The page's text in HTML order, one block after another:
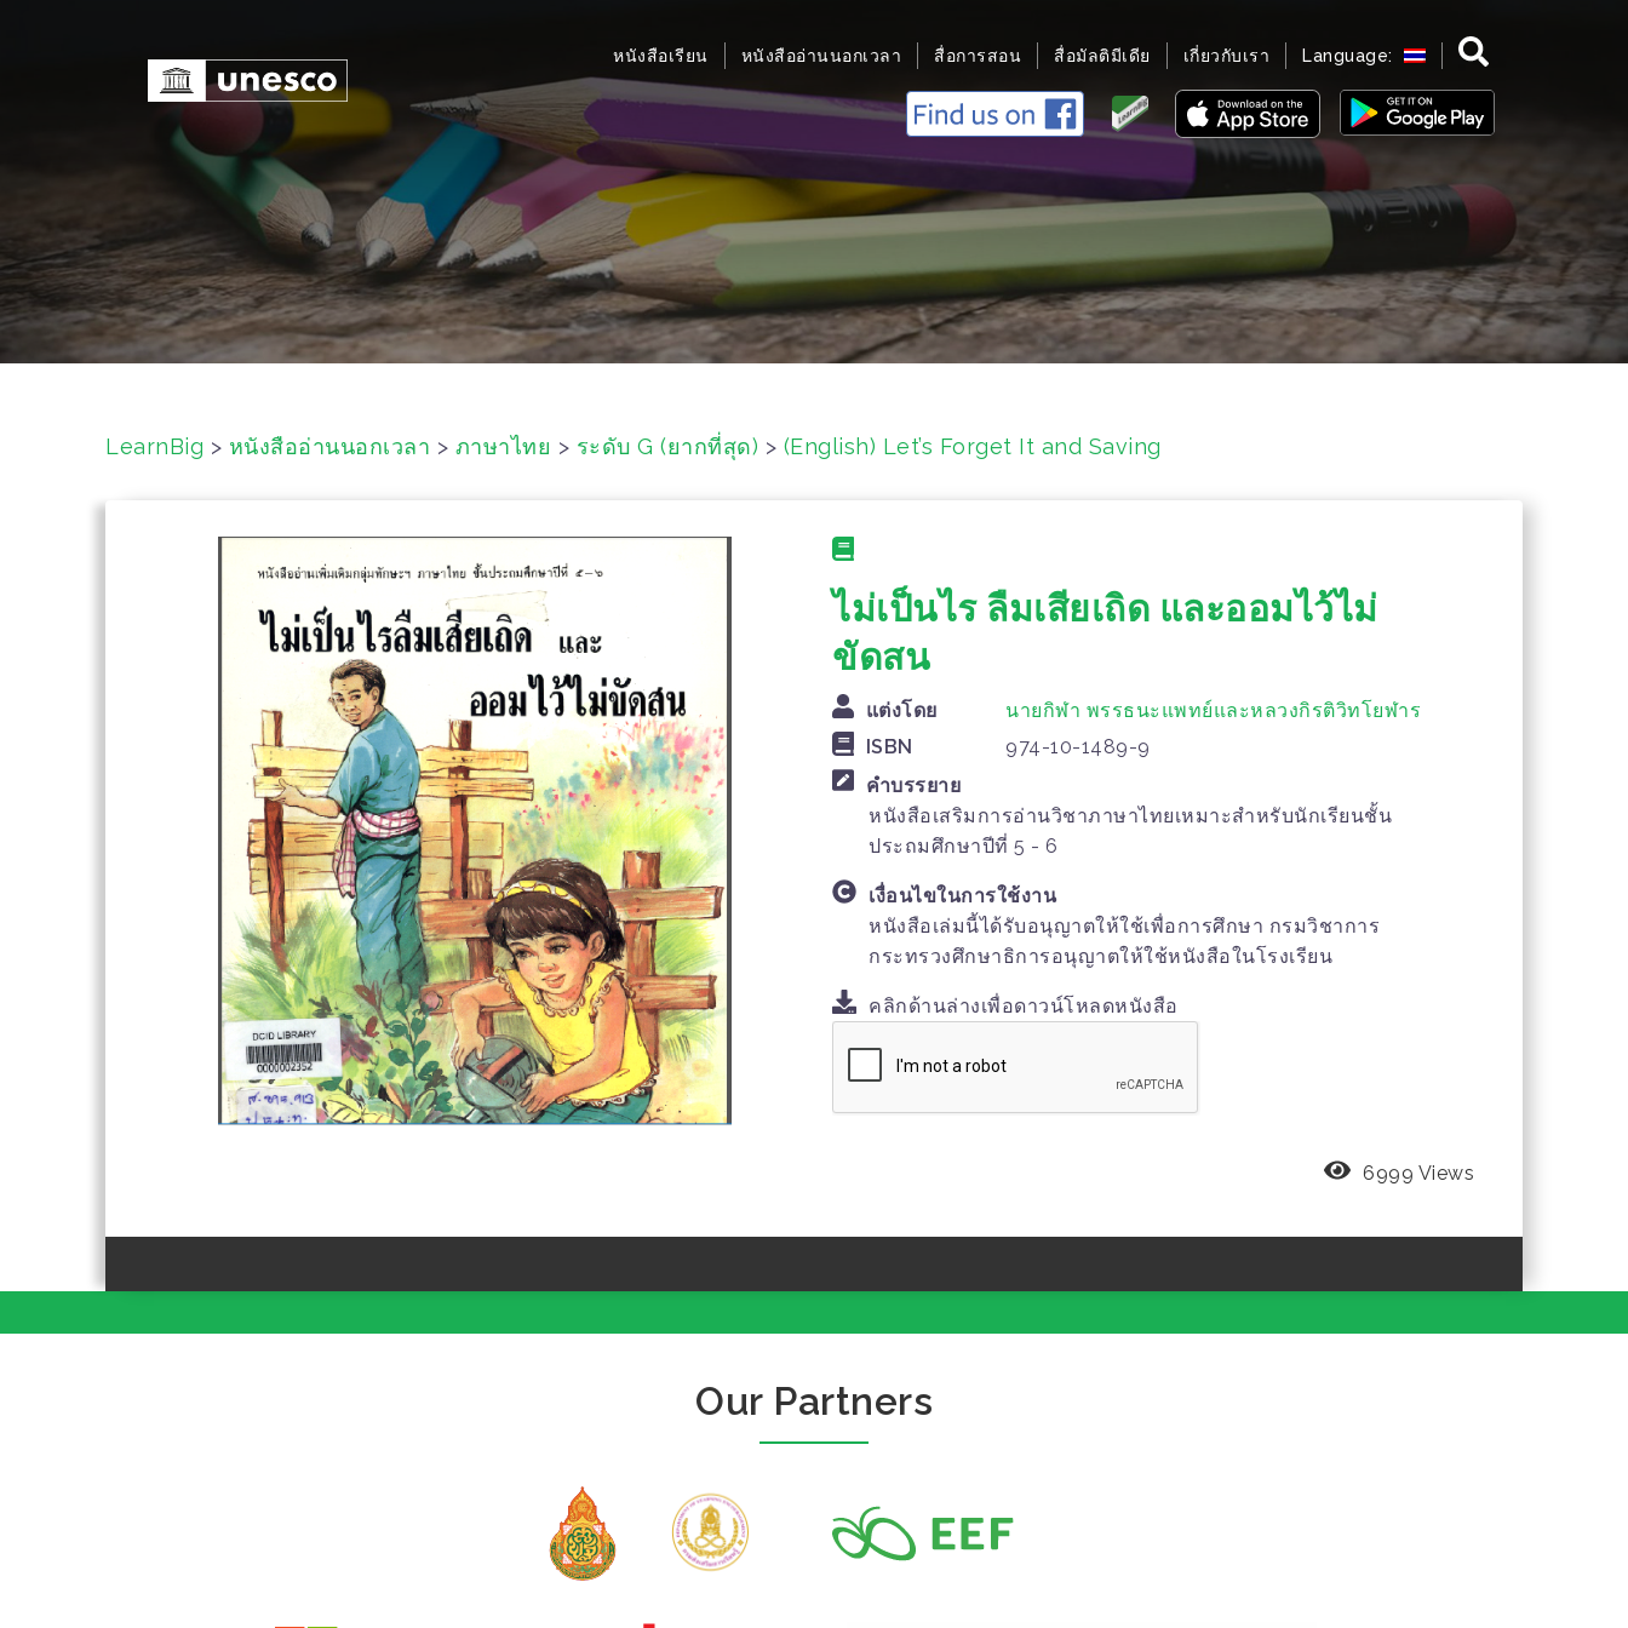
n
t
e
หนังสือเรียน หนังสืออ่านนอกเวลา สื่อการสอน สื่อมัลติมีเดีย เกี่ยวกับเรา Language:
LearnBig > หนังสืออ่านนอกเวลา > ภาษาไทย > ระดับ G (ยากที่สุด) > (English) Let’s Forget It and Saving
ไม่เป็นไร ลืมเสียเถิด และออมไว้ไม่
ขัดสน
แต่งโดย
นายกิฬา พรรธนะแพทย์และหลวงกิรติวิทโยฬาร
ISBN
974-10-1489-9
คำบรรยาย
หนังสือเสริมการอ่านวิชาภาษาไทยเหมาะสำหรับนักเรียนชั้น
ประถมศึกษาปีที่ 5 - 6
เงื่อนไขในการใช้งาน
หนังสือเล่มนี้ได้รับอนุญาตให้ใช้เพื่อการศึกษา กรมวิชาการ
กระทรวงศึกษาธิการอนุญาตให้ใช้หนังสือในโรงเรียน
คลิกด้านล่างเพื่อดาวน์โหลดหนังสือ
6999 Views
Our Partners